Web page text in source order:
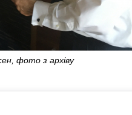
фото з архіву